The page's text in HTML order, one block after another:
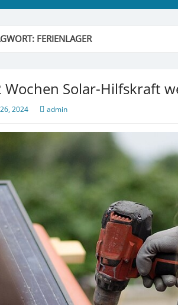
FERIENLAGER
Wochen Solar-Hilfskraft
2024 admin